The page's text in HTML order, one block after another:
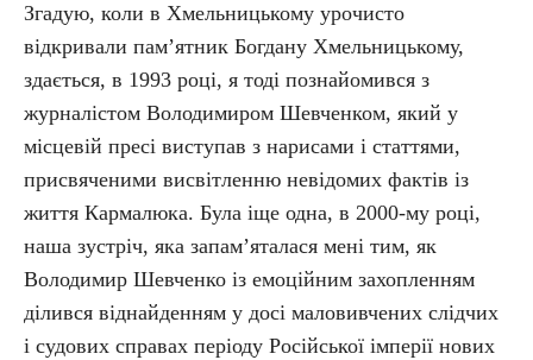
Згадую, коли в Хмельницькому урочисто
відкривали пам’ятник Богдану Хмельницькому,
здається, в 1993 році, я тоді познайомився з
журналістом Володимиром Шевченком, який у
місцевій пресі виступав з нарисами і статтями,
присвяченими висвітленню невідомих фактів із
життя Кармалюка. Була іще одна, в 2000-му році,
наша зустріч, яка запам’яталася мені тим, як
Володимир Шевченко із емоційним захопленням
ділився віднайденням у досі маловивчених слідчих
і судових справах періоду Російської імперії нових